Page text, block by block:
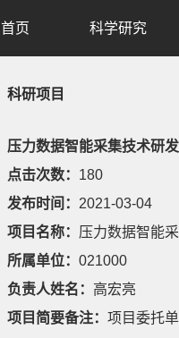
首页 科学研究
科研项目
压力数据智能采集技术研发
点击次数： 180
发布时间： 2021-03-04
项目名称： 压力数据智能
所属单位： 021000
负责人姓名： 高宏亮
项目简要备注： 项目委托